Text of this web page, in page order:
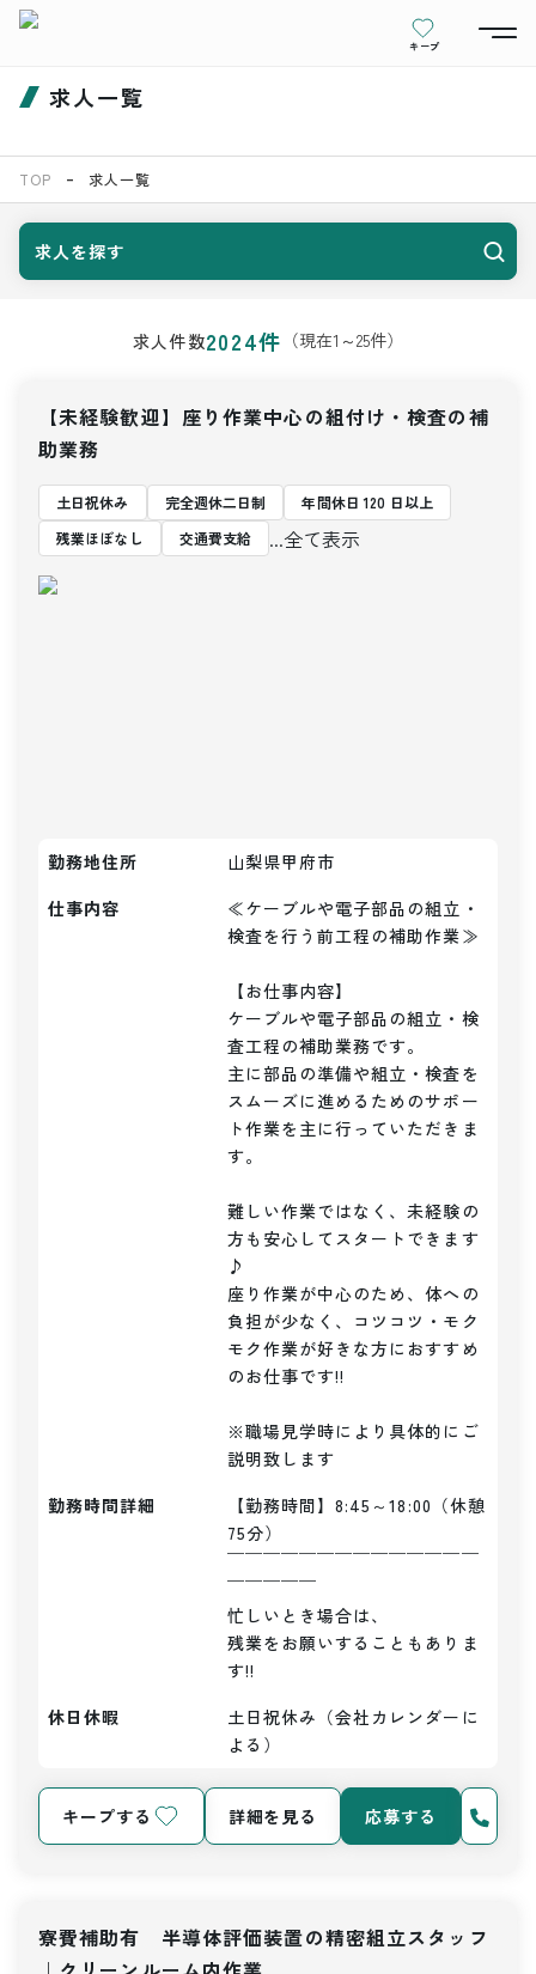
キープ
求人一覧
TOP 求人一覧
求人を探す
求人件数2024件 （現在1 ～25件）
【未経験歓迎】座り作業中心の組付け・検査の補
助業務
土日祝休み 完全週休二日制
年間休日 120 日以上
残業ほぼなし
交通費支給 ...全て表示
勤務地住所
山梨県甲府市
仕事内容
≪ケーブルや電子部品の組立・
検査を行う前工程の補助作業≫
【お仕事内容】
ケーブルや電子部品の組立・検
査工程の補助業務です。
主に部品の準備や組立・検査を
スムーズに進めるためのサポー
ト作業を主に行っていただきま
す。
難しい作業ではなく、未経験の
方も安心してスタートできます
♪
座り作業が中心のため、体への
負担が少なく、コツコツ・モク
モク作業が好きな方におすすめ
のお仕事です!!
※職場見学時により具体的にご
説明致します
勤務時間詳細
【勤務時間】8:45～18:00（休憩
75分）
￣￣￣￣￣￣￣￣￣￣￣￣￣￣
￣￣￣￣￣
忙しいとき場合は、
残業をお願いすることもありま
す!!
休日休暇
土日祝休み（会社カレンダーに
よる）
キープする 詳細を見る 応募する
寮費補助有 半導体評価装置の精密組立スタッフ